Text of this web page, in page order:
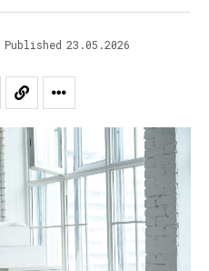
Published 23.05.2026